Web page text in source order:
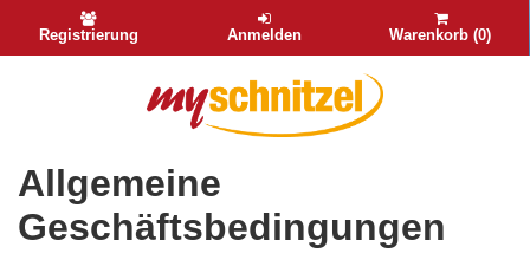
Registrierung Anmelden Warenkorb (0)
Allgemeine
Geschäftsbedingungen